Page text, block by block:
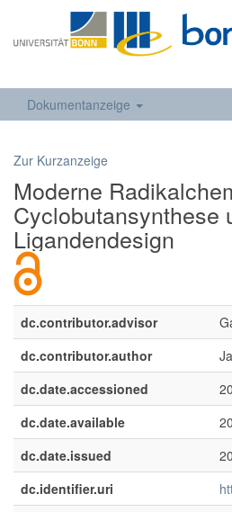
Dokumentanzeige
Zur Kurzanzeige
Moderne
Cyclobutansynthese
Ligandendesign
dc.contributor.advisor
dc.contributor.author
dc.date.accessioned
dc.date.available
dc.date.issued
dc.identifier.uri